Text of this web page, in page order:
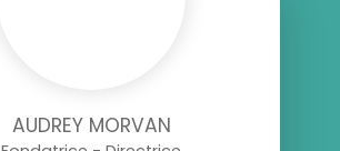
AUDREY MORVAN